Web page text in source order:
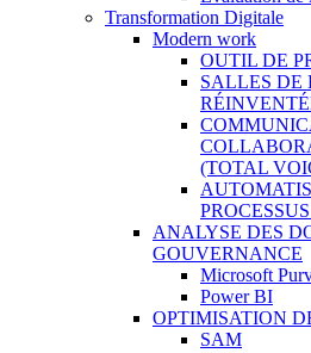
Transformation Digitale
Modern work
OUTIL DE
SALLES DE
(TOTAL
ANALYSE DES
GOUVERNANCE
Microsoft
Power BI
OPTIMISATION
SAM